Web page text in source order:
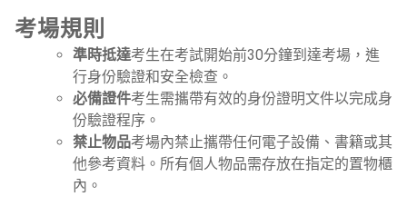
考場規則
準時抵達考生在考試開始前30分鐘到達考場，進
行身份驗證和安全檢查。
必備證件考生需攜帶有效的身份證明文件以完成身
份驗證程序。
禁止物品考場內禁止攜帶任何電子設備、書籍或其
他參考資料。所有個人物品需存放在指定的置物櫃
內。